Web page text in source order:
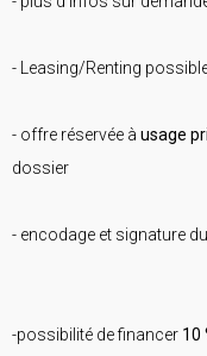
- Leasing/Renting
- offre réservée à usage
dossier
- encodage et signature
-possibilité de financer 10